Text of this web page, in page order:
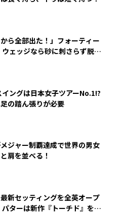
から全部出た！」フォーティー
ェッジなら砂に刺さらず脱出
イングは日本女子ツアーNo.1!?
の踏ん張りが必要
ジャー制覇達成で世界の男女
肩を並べる！
新セッティングを全英オープ
パターは新作『トーチド』を投